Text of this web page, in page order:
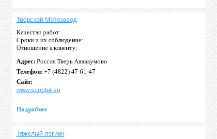
Тверской Мотозавод
Качество работ:
Сроки и их соблюдение:
Отношение к клиенту:
Адрес: Россия Тверь Аввакумово
Телефон: +7 (4822) 47-61-47
Сайт:
www.scooter.su
Подробнее
Тяжелый легион